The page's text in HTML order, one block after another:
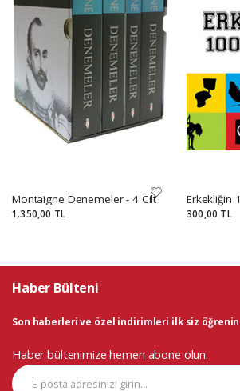
Montaigne Denemeler - 4 Cilt
1.350,00 TL
Erkekliğin
300,00 TL
Haber Bülteni
Son haberleri ve özel indirimleri ilk siz
Haber bültenimize hemen abone olun.